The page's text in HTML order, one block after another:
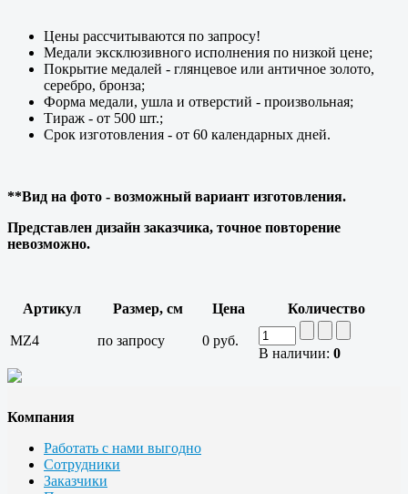
Цены рассчитываются по запросу!
Медали эксклюзивного исполнения по низкой цене;
Покрытие медалей - глянцевое или античное золото,
серебро, бронза;
Форма медали, ушла и отверстий - произвольная;
Тираж - от 500 шт.;
Срок изготовления - от 60 календарных дней.
**Вид на фото - возможный вариант изготовления.
Представлен дизайн заказчика, точное повторение
невозможно.
Артикул Размер, см Цена Количество
MZ4 по запросу
0 руб.
В наличии: 0
Компания
Работать с нами выгодно
Сотрудники
Заказчики